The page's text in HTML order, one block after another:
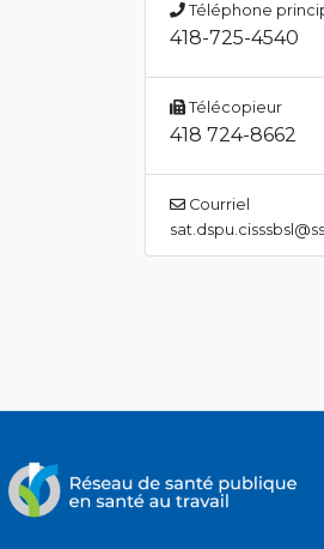
Téléphone
418-725-4540
Télécopieur
418 724-8662
Courriel